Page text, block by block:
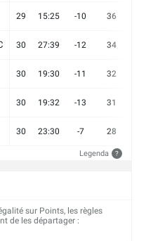
29 15:25 -10 36
30 27:39 -12 34
30 19:30 -11 32
30 19:32 -13 31
30 23:30 -7 28
Legenda ?
sur Points, les règles
de les départager :